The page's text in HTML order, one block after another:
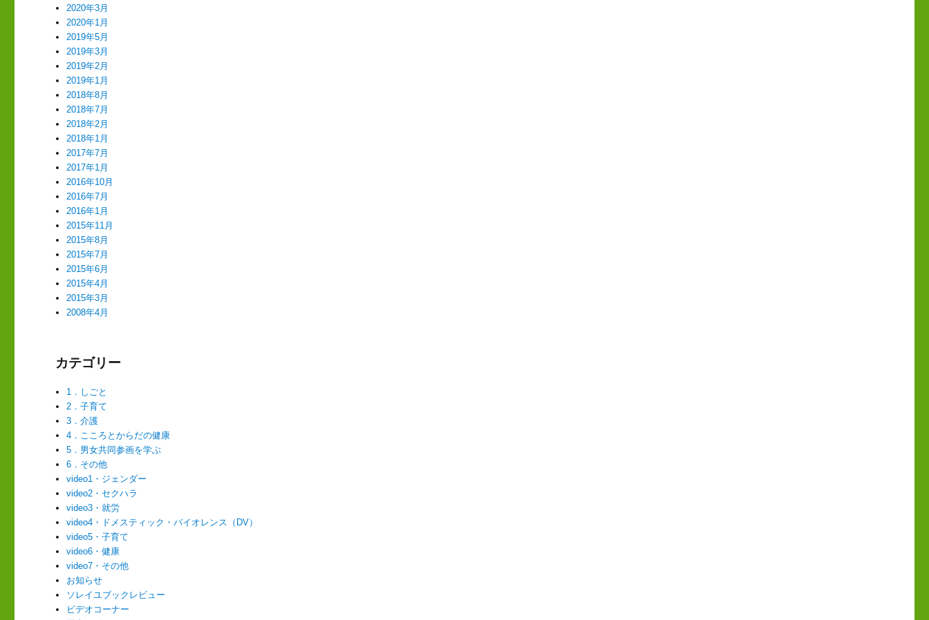
2020年3月
2020年1月
2019年5月
2019年3月
2019年2月
2019年1月
2018年8月
2018年7月
2018年2月
2018年1月
2017年7月
2017年1月
2016年10月
2016年7月
2016年1月
2015年11月
2015年8月
2015年7月
2015年6月
2015年4月
2015年3月
2008年4月
カテゴリー
1．しごと
2．子育て
3．介護
4．こころとからだの健康
5．男女共同参画を学ぶ
6．その他
video1・ジェンダー
video2・セクハラ
video3・就労
video4・ドメスティック・バイオレンス（DV）
video5・子育て
video6・健康
video7・その他
お知らせ
ソレイユブックレビュー
ビデオコーナー